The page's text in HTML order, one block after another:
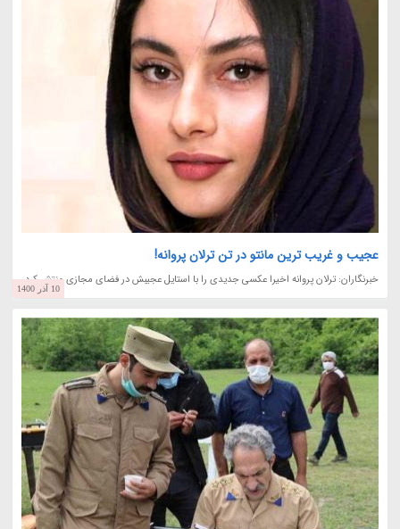
عجیب و غریب ترین مانتو در تن ترلان پروانه!
خبرنگاران: ترلان پروانه اخیرا عکسی جدیدی را با استایل عجیبش در فضای مجازی منتشر کرد.
10 آذر 1400